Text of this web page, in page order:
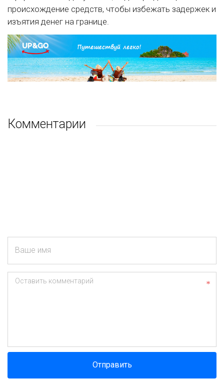
происхождение средств, чтобы избежать задержек и
изъятия денег на границе.
Комментарии
Ваше имя
Оставить комментарий
Отправить